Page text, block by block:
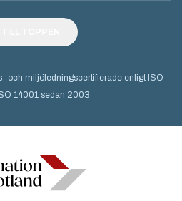
och miljöledningscertifierade enligt ISO
14001 sedan 2003